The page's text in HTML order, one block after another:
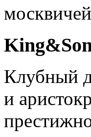
Клубный
и